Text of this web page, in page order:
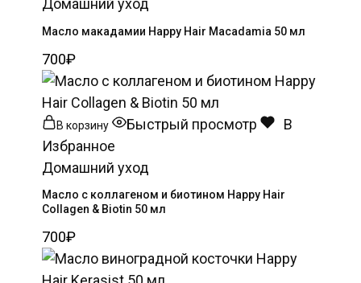
Домашний уход
Масло макадамии Happy Hair Macadamia 50 мл
700₽
В корзину Быстрый просмотр
В
Избранное
Домашний уход
Масло c коллагеном и биотином Happy Hair
Collagen & Biotin 50 мл
700₽